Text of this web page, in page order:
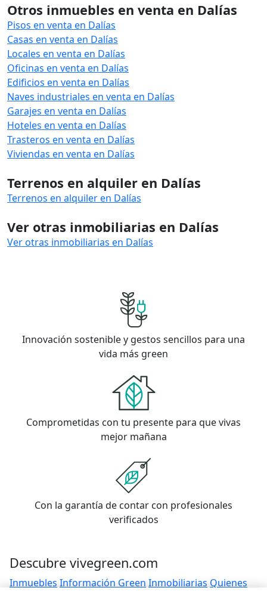
Otros inmuebles en venta en Dalías
Pisos en venta en Dalías
Casas en venta en Dalías
Locales en venta en Dalías
Oficinas en venta en Dalías
Edificios en venta en Dalías
Naves industriales en venta en Dalías
Garajes en venta en Dalías
Hoteles en venta en Dalías
Trasteros en venta en Dalías
Viviendas en venta en Dalías
Terrenos en alquiler en Dalías
Terrenos en alquiler en Dalías
Ver otras inmobiliarias en Dalías
Ver otras inmobiliarias en Dalías
Innovación sostenible y gestos sencillos para una
vida más green
Comprometidas con tu presente para que vivas
mejor mañana
Con la garantía de contar con profesionales
verificados
Descubre vivegreen.com
Inmuebles Información Green Inmobiliarias Quienes